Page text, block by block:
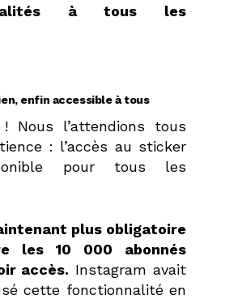
à tous les
enfin accessible à tous
Nous l’attendions tous
: l’accès au sticker
pour tous les
plus obligatoire
les 10 000 abonnés
accès. Instagram avait
cette fonctionnalité en